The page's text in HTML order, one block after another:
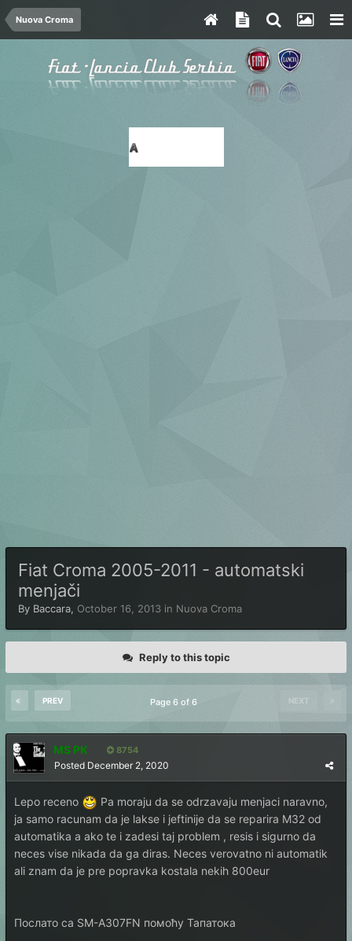
Nuova Croma
Fiat Croma 2005-2011 - automatski
menjači
By Baccara, October 16, 2013 in Nuova Croma
Reply to this topic
PREV NEXT
Page 6 of 6
MS PK 8754
Posted December 2, 2020
Lepo receno
Pa moraju da se odrzavaju menjaci naravno,
ja samo racunam da je lakse i jeftinije da se reparira M32 od
automatika a ako te i zadesi taj problem , resis i sigurno da
neces vise nikada da ga diras. Neces verovatno ni automatik
ali znam da je pre popravka kostala nekih 800eur
Послато са SM-A307FN помоћу Тапатока